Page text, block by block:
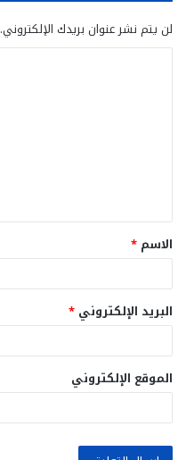
لن يتم نشر عنوان بريدك الإلكتروني.
ق
*
الاسم *
البريد الإلكتروني *
الموقع الإلكتروني